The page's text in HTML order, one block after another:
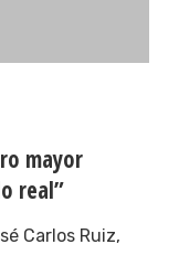
mayor
real”
Carlos Ruiz,